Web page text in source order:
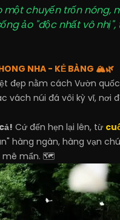
chuyến trốn
ảo "độc nhất vô
NHA - KẺ BÀNG 🏔️🌿
đẹp nằm cách Vườn
vách núi đá vôi kỳ vĩ, nơi
Cứ đến hẹn lại lên, từ
hàng ngàn, hàng vạn
mê mẩn. 🗺️